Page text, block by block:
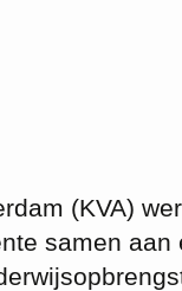
(KVA)
samen aan